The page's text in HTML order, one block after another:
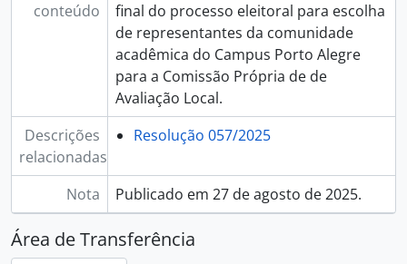
conteúdo
final do processo eleitoral para escolha
de representantes da comunidade
acadêmica do Campus Porto Alegre
para a Comissão Própria de de
Avaliação Local.
Descrições
relacionadas
Resolução 057/2025
Nota Publicado em 27 de agosto de 2025.
Área de Transferência